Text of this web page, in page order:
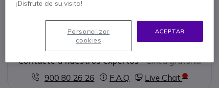
de productos similares
Contacte a nuestros expertos -Linea gratuita
900 80 26 26
F.A.Q Live Chat
¡Disfrute de su visita!
ACEPTAR
Personalizar
cookies